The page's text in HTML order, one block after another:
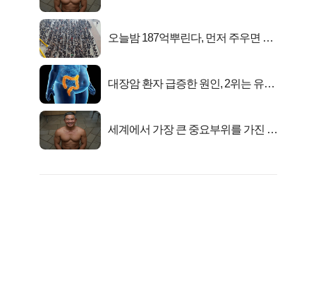
오늘밤 187억뿌린다, 먼저 주우면 최
대장암 환자 급증한 원인, 2위는 유산
세계에서 가장 큰 중요부위를 가진 남